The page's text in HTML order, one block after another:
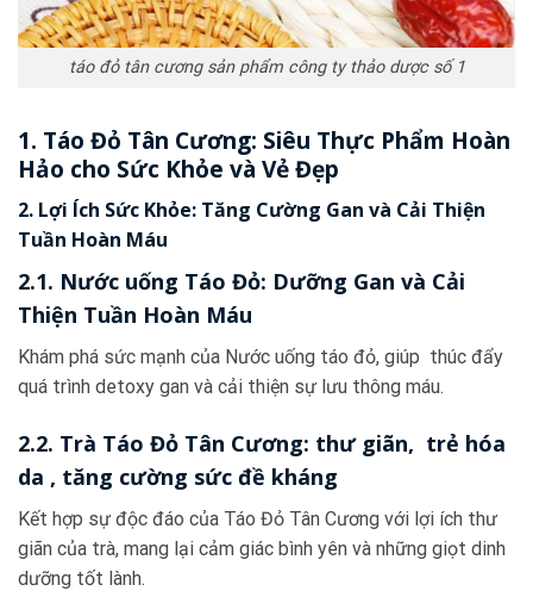
táo đỏ tân cương sản phẩm công ty thảo dược số 1
1. Táo Đỏ Tân Cương: Siêu Thực Phẩm Hoàn
Hảo cho Sức Khỏe và Vẻ Đẹp
2. Lợi Ích Sức Khỏe: Tăng Cường Gan và Cải Thiện
Tuần Hoàn Máu
2.1. Nước uống Táo Đỏ: Dưỡng Gan và Cải
Thiện Tuần Hoàn Máu
Khám phá sức mạnh của Nước uống táo đỏ, giúp thúc đẩy
quá trình detoxy gan và cải thiện sự lưu thông máu.
2.2. Trà Táo Đỏ Tân Cương: thư giãn, trẻ hóa
da , tăng cường sức đề kháng
Kết hợp sự độc đáo của Táo Đỏ Tân Cương với lợi ích thư
giãn của trà, mang lại cảm giác bình yên và những giọt dinh
dưỡng tốt lành.